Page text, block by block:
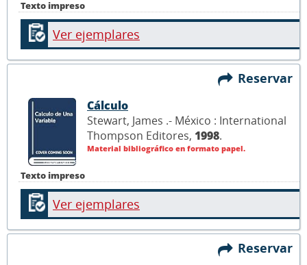
Texto impreso
Ver ejemplares
Reservar
Texto impreso
Cálculo
Stewart, James .- México : International
Thompson Editores, 1998.
Material bibliográfico en formato papel.
Ver ejemplares
Reservar